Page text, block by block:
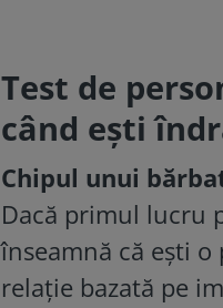
Test de
când ești
Chipul unui
Dacă primul lucru
înseamnă că ești o
relație bazată pe